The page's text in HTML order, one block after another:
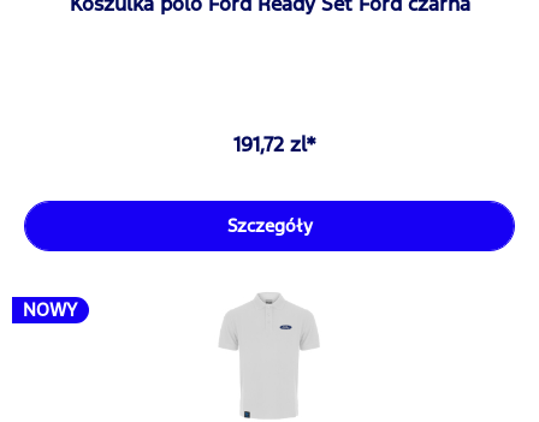
191,72 zl*
Szczegóły
NOWY